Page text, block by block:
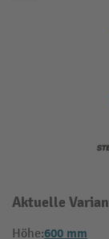
Aktuelle
Höhe:600 mm